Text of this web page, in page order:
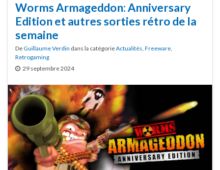
Worms Armageddon: Anniversary
Edition et autres sorties rétro de la
semaine
DeGuillaume Verdin dans la catégorieActualités, Freeware,
Retrogaming
29 septembre 2024